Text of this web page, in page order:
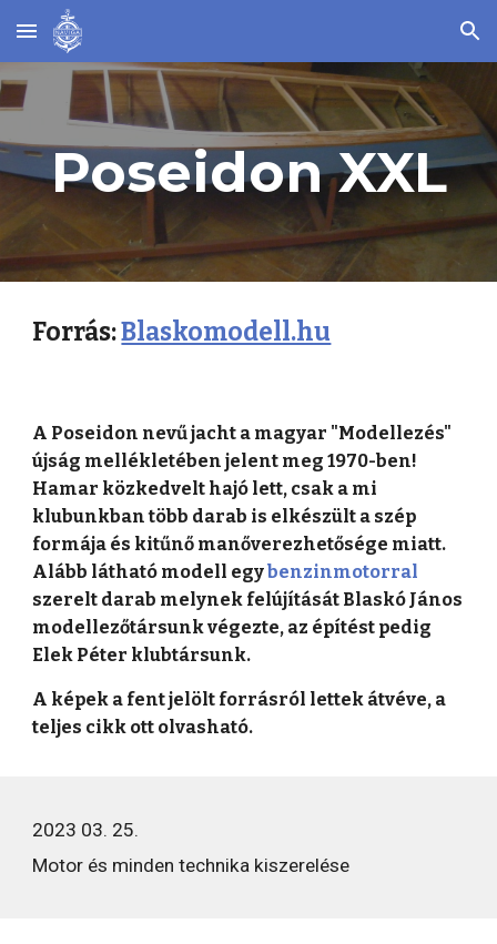
Skip to main content Skip to navigation
Poseidon XXL
Forrás:Blaskomodell.hu
A Poseidon nevű jacht a magyar "Modellezés"
újság mellékletében jelent meg 1970-ben!
Hamar közkedvelt hajó lett, csak a mi
klubunkban több darab is elkészült a szép
formája és kitűnő manőverezhetősége miatt.
Alább látható modell egybenzinmotorral
szerelt darab melynek felújítását Blaskó János
modellezőtársunk végezte, az építést pedig
Elek Péter klubtársunk.
A képek a fent jelölt forrásról lettek átvéve, a
teljes cikk ott olvasható.
2023 03. 25.
Motor és minden technika kiszerelése